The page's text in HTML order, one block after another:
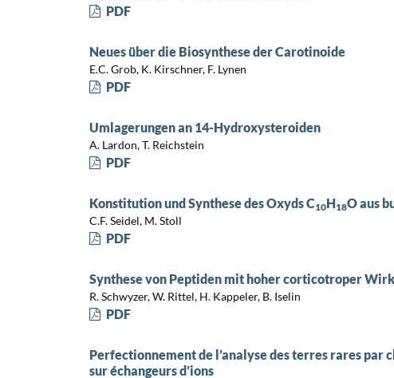
PDF
Neues über die Biosynthese der Carotinoide
E.C. Grob, K. Kirschner, F. Lynen
PDF
Umlagerungen an 14-Hydroxysteroiden
A. Lardon, T. Reichstein
PDF
Konstitution und Synthese des Oxyds C10H18O aus
C.F. Seidel, M. Stoll
PDF
Synthese von Peptiden mit hoher corticotroper
R. Schwyzer, W. Rittel, H. Kappeler, B. Iselin
PDF
Perfectionnement de l’analyse des terres rares par
sur échangeurs d’ions